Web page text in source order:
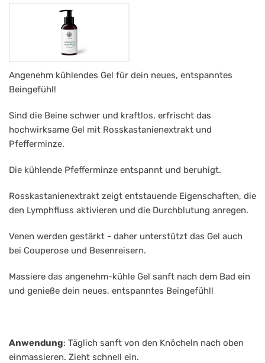
Mag.
Müntz
Stärkendes
Venen
Gel
BIO
Angenehm kühlendes Gel für dein neues, entspanntes
Beingefühl!
Sind die Beine schwer und kraftlos, erfrischt das
hochwirksame Gel mit Rosskastanienextrakt und
Pfefferminze.
Die kühlende Pfefferminze entspannt und beruhigt.
Rosskastanienextrakt zeigt entstauende Eigenschaften, die
den Lymphfluss aktivieren und die Durchblutung anregen.
Venen werden gestärkt - daher unterstützt das Gel auch
bei Couperose und Besenreisern.
Massiere das angenehm-kühle Gel sanft nach dem Bad ein
und genieße dein neues, entspanntes Beingefühl!
Anwendung: Täglich sanft von den Knöcheln nach oben
einmassieren. Zieht schnell ein.